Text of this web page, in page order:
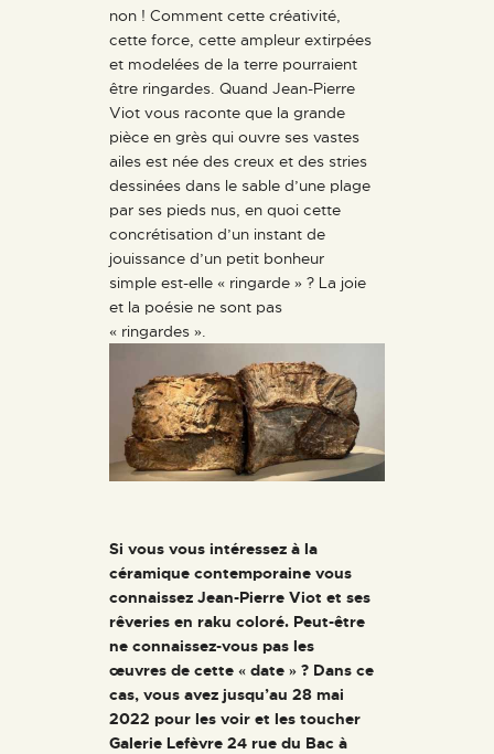
non ! Comment cette créativité,
cette force, cette ampleur extirpées
et modelées de la terre pourraient
être ringardes. Quand Jean-Pierre
Viot vous raconte que la grande
pièce en grès qui ouvre ses vastes
ailes est née des creux et des stries
dessinées dans le sable d’une plage
par ses pieds nus, en quoi cette
concrétisation d’un instant de
jouissance d’un petit bonheur
simple est-elle « ringarde » ? La joie
et la poésie ne sont pas
« ringardes ».
Si vous vous intéressez à la
céramique contemporaine vous
connaissez Jean-Pierre Viot et ses
rêveries en raku coloré. Peut-être
ne connaissez-vous pas les
œuvres de cette « date » ? Dans ce
cas, vous avez jusqu’au 28 mai
2022 pour les voir et les toucher
Galerie Lefèvre 24 rue du Bac à